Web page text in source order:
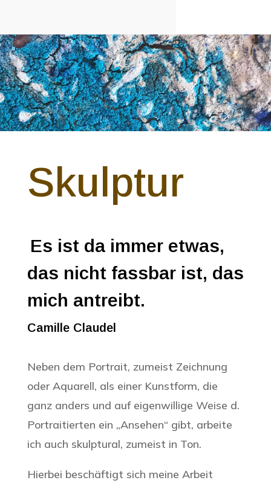
Skulptur
Es ist da immer etwas,
das nicht fassbar ist, das
mich antreibt.
Camille Claudel
Neben dem Portrait, zumeist Zeichnung
oder Aquarell, als einer Kunstform, die
ganz anders und auf eigenwillige Weise d.
Portraitierten ein „Ansehen“ gibt, arbeite
ich auch skulptural, zumeist in Ton.
Hierbei beschäftigt sich meine Arbeit